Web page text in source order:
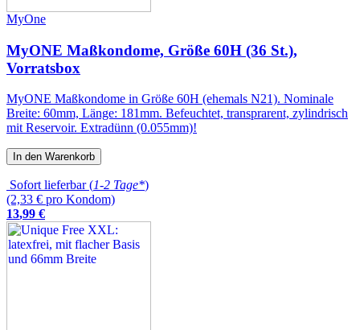
MyOne
MyONE Maßkondome, Größe 60H (36 St.),
Vorratsbox
MyONE Maßkondome in Größe 60H (ehemals N21). Nominale
Breite: 60mm, Länge: 181mm. Befeuchtet, transprarent, zylindrisch
mit Reservoir. Extradünn (0.055mm)!
In den Warenkorb
Sofort lieferbar (1-2 Tage*)
(2,33 € pro Kondom)
13,99 €